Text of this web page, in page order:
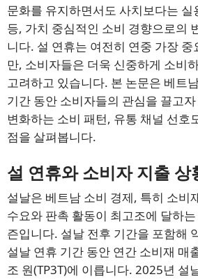
문화를 유지하면서도 사치보다는
등, 가치 중심적인 소비 경향으로의
니다. 설 연휴는 여전히 연중 가장 중
만, 소비자들은 더욱 신중하게 소비
고려하고 있습니다. 본 논문은 베트
기간 동안 소비자들의 관심을 끌고
변화하는 소비 패턴, 유통 채널 선호
점을 살펴봅니다.
설 연휴와 소비자 지출 상
설날은 베트남 소비 경제, 특히 소비
수요와 판촉 활동이 최고조에 달하
즌입니다. 설날 전후 기간을 포함해
설날 연휴 기간 동안 연간 소비재 매
조 원(TP3T)에 이릅니다. 2025년 설